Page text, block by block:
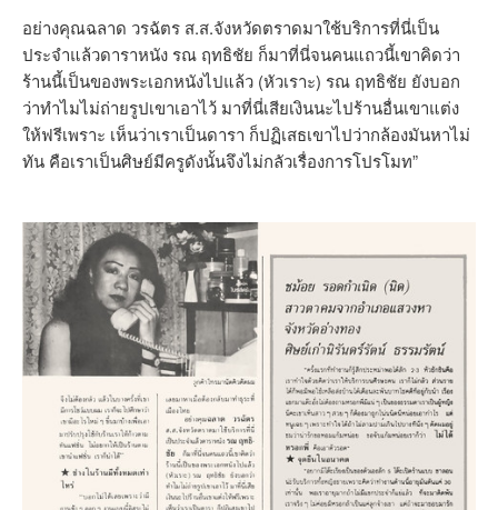
อย่างคุณฉลาด วรฉัตร ส.ส.จังหวัดตราดมาใช้บริการที่นี่เป็น
ประจำแล้วดาราหนัง รณ ฤทธิชัย ก็มาที่นี่จนคนแถวนี้เขาคิดว่า
ร้านนี้เป็นของพระเอกหนังไปแล้ว (หัวเราะ) รณ ฤทธิชัย ยังบอก
ว่าทำไมไม่ถ่ายรูปเขาเอาไว้ มาที่นี่เสียเงินนะไปร้านอื่นเขาแต่ง
ให้ฟรีเพราะ เห็นว่าเราเป็นดารา ก็ปฏิเสธเขาไปว่ากล้องมันหาไม่
ทัน คือเราเป็นศิษย์มีครูดังนั้นจึงไม่กลัวเรื่องการโปรโมท”